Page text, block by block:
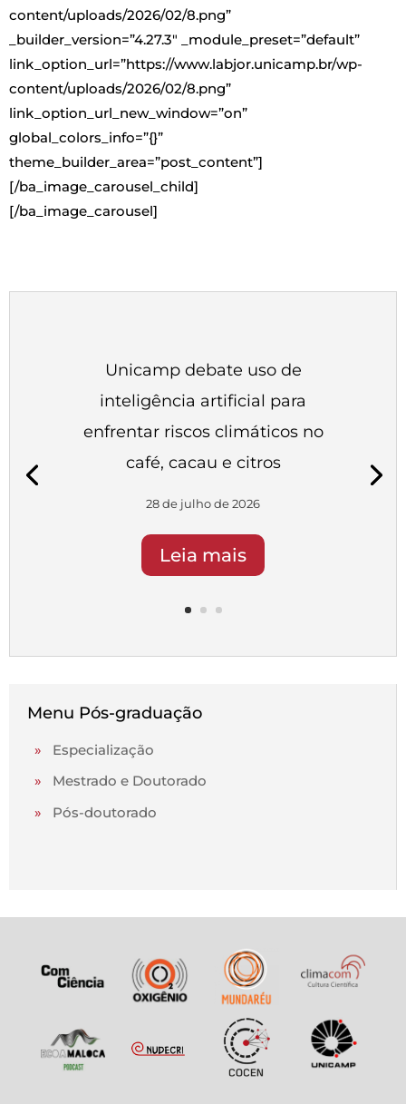
content/uploads/2026/02/8.png”
_builder_version=”4.27.3″ _module_preset=”default”
link_option_url=”https://www.labjor.unicamp.br/wp-
content/uploads/2026/02/8.png”
link_option_url_new_window=”on”
global_colors_info=”{}”
theme_builder_area=”post_content”]
[/ba_image_carousel_child]
[/ba_image_carousel]
Unicamp debate uso de
inteligência artificial para
enfrentar riscos climáticos no
café, cacau e citros
28 de julho de 2026
Leia mais
Menu Pós-graduação
» Especialização
» Mestrado e Doutorado
» Pós-doutorado